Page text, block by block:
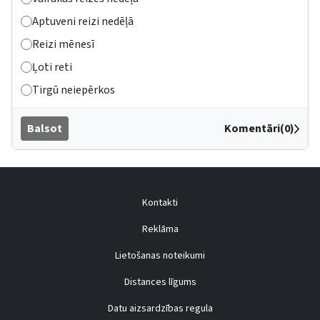
Aptuveni reizi nedēļā
Reizi mēnesī
Ļoti reti
Tirgū neiepērkos
Balsot Komentāri(0)
Kontakti
Reklāma
Lietošanas noteikumi
Distances līgums
Datu aizsardzības regula